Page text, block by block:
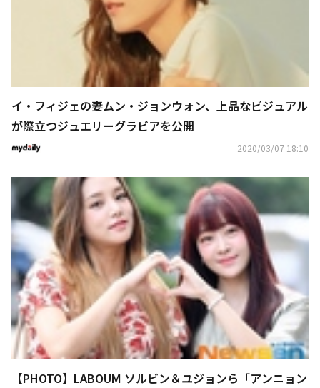
イ・フィジェの妻ムン・ジョンウォン、上品なビジュアル
が際立つジュエリーグラビアを公開
2020/03/07 18:10
【PHOTO】LABOUM ソルビン＆ユジョンら「アンニョン